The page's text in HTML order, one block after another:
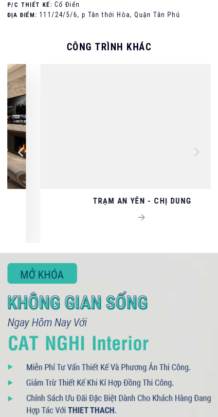
P/C THIẾT KẾ: Cổ Điển
ĐỊA ĐIỂM: 111/24/5/6, p Tân thới Hòa, Quận Tân Phú
CÔNG TRÌNH KHÁC
TRẠM AN YÊN - CHỊ DUNG
093 71379 13- 090 3075 005